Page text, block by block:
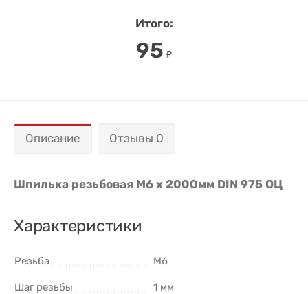
Итого:
95 ₽
Описание Отзывы 0
Шпилька резьбовая М6 x 2000мм DIN 975 ОЦ
Характеристики
Резьба M6
Шаг резьбы 1 мм